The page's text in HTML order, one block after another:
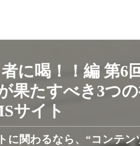
者に喝！！編 第
果たすべき3つ
サイト
に関わるなら、“コンテ